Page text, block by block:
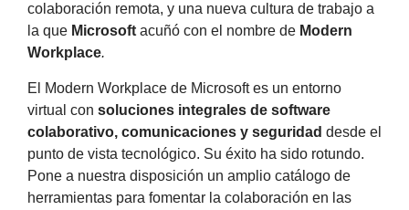
colaboración remota, y una nueva cultura de trabajo a
la que Microsoft acuñó con el nombre de Modern
Workplace.
El Modern Workplace de Microsoft es un entorno
virtual con soluciones integrales de software
colaborativo, comunicaciones y seguridad desde el
punto de vista tecnológico. Su éxito ha sido rotundo.
Pone a nuestra disposición un amplio catálogo de
herramientas para fomentar la colaboración en las